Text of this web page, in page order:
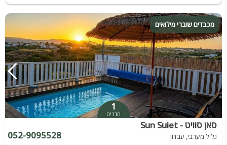
מכבדים שוברי מילואים
1
חדרים
סאן סוויט - Sun Suiet
גליל מערבי, עבדון 052-9095528